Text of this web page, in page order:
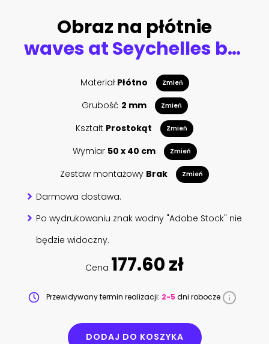
Obraz na płótnie
waves at Seychelles beach
Materiał Płótno Zmień
Grubość 2 mm Zmień
Kształt Prostokąt Zmień
Wymiar 50 x 40 cm Zmień
Zestaw montażowy Brak Zmień
Darmowa dostawa.
Po wydrukowaniu znak wodny "Adobe Stock" nie
będzie widoczny.
Cena 177.60 zł
Przewidywany termin realizacji: 2-5 dni robocze
DODAJ DO KOSZYKA